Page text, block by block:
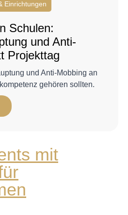
Einrichtungen
Schulen:
und Anti-
Projekttag
und Anti-Mobbing an
gehören sollten.